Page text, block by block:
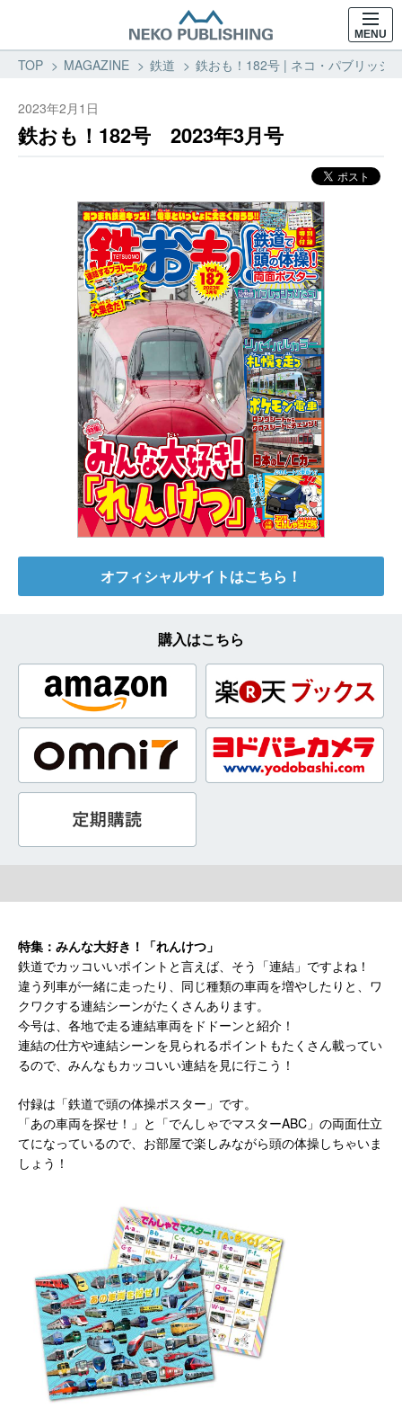
MENU
TOP MAGAZINE 鉄道 鉄おも！182号 | ネコ・パブリッシ
2023年2月1日
鉄おも！182号 2023年3月号
オフィシャルサイトはこちら！
購入はこちら
特集：みんな大好き！「れんけつ」
鉄道でカッコいいポイントと言えば、そう「連結」ですよね！
違う列車が一緒に走ったり、同じ種類の車両を増やしたりと、ワ
クワクする連結シーンがたくさんあります。
今号は、各地で走る連結車両をドドーンと紹介！
連結の仕方や連結シーンを見られるポイントもたくさん載ってい
るので、みんなもカッコいい連結を見に行こう！
付録は「鉄道で頭の体操ポスター」です。
「あの車両を探せ！」と「でんしゃでマスターABC」の両面仕立
てになっているので、お部屋で楽しみながら頭の体操しちゃいま
しょう！